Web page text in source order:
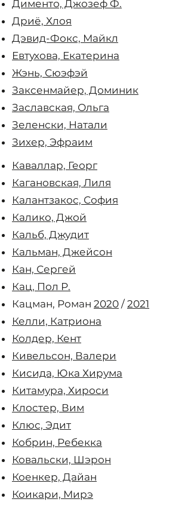
Дименто, Джозеф Ф.
Дриё, Хлоя
Дэвид-Фокс, Майкл
Евтухова, Екатерина
Жэнь, Сюэфэй
Заксенмайер, Доминик
Заславская, Ольга
Зеленски, Натали
Зихер, Эфраим
Каваллар, Георг
Кагановская, Лиля
Калантзакос, София
Калико, Джой
Кальб, Джудит
Кальман, Джейсон
Кан, Сергей
Кац, Пол Р.
Кацман, Роман 2020 / 2021
Келли, Катриона
Колдер, Кент
Кивельсон, Валери
Кисида, Юка Хирума
Китамура, Хироси
Клостер, Вим
Клюс, Эдит
Кобрин, Ребекка
Ковальски, Шэрон
Коенкер, Дайан
Коикари, Мирэ